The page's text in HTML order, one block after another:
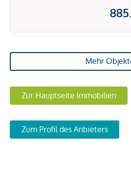
Mehr
Zur Hauptseite Immobilien
Zum Profil des Anbieters